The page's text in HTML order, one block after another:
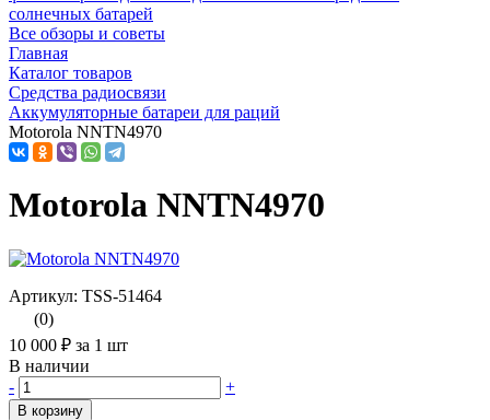
солнечных батарей
Все обзоры и советы
Главная
Каталог товаров
Средства радиосвязи
Аккумуляторные батареи для раций
Motorola NNTN4970
Motorola NNTN4970
Артикул: TSS-51464
(0)
10 000 ₽ за 1 шт
В наличии
-
+
В корзину